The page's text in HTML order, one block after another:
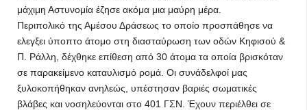
μάχιμη Αστυνομία έζησε ακόμα μια μαύρη μέρα.
Περιπολικό της Αμέσου Δράσεως το οποίο προσπάθησε να
ελεγξει ύποπτο άτομο στη διασταύρωση των οδών Κηφισού &
Π. Ράλλη, δέχθηκε επίθεση από 30 άτομα τα οποία βρισκόταν
σε παρακείμενο καταυλισμό ρομά. Οι συνάδελφοί μας
ξυλοκοπήθηκαν ανηλεώς, υπέστησαν βαριές σωματικές
βλάβες και νοσηλεύονται στο 401 ΓΣΝ. Έχουν περιέλθει σε